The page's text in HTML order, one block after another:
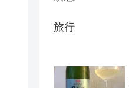
旅行